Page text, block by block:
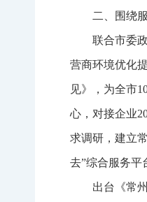
二、围绕
联合市委
营商环境优化
见》，为全市
心，对接企业
求调研，建立
去”综合服务平
出台《常